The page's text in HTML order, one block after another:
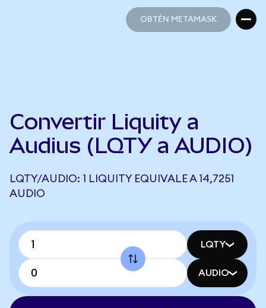
OBTÉN METAMASK
Convertir Liquity a
Audius (LQTY a AUDIO)
LQTY/AUDIO: 1 LIQUITY EQUIVALE A 14,7251
AUDIO
LQTY
AUDIO